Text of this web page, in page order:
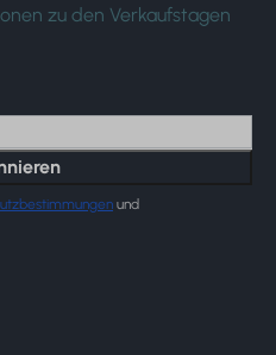
zu den Verkaufstagen
und